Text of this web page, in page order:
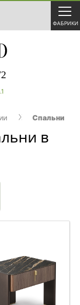
ФАБРИКИ
Спальни
в